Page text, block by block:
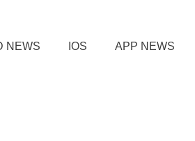
NEWS IOS APP NEWS